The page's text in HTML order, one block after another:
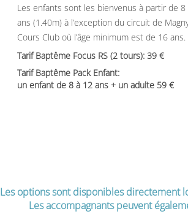
Les enfants sont les bienvenus à partir de 8
ans (1.40m) à l’exception du circuit de
Cours Club où l’âge minimum est de 16 ans.
Tarif Baptême Focus RS (2 tours): 39
Tarif Baptême Pack Enfant:
un enfant de 8 à 12 ans + un adulte 59
Les options sont disponibles directement
Les accompagnants peuvent